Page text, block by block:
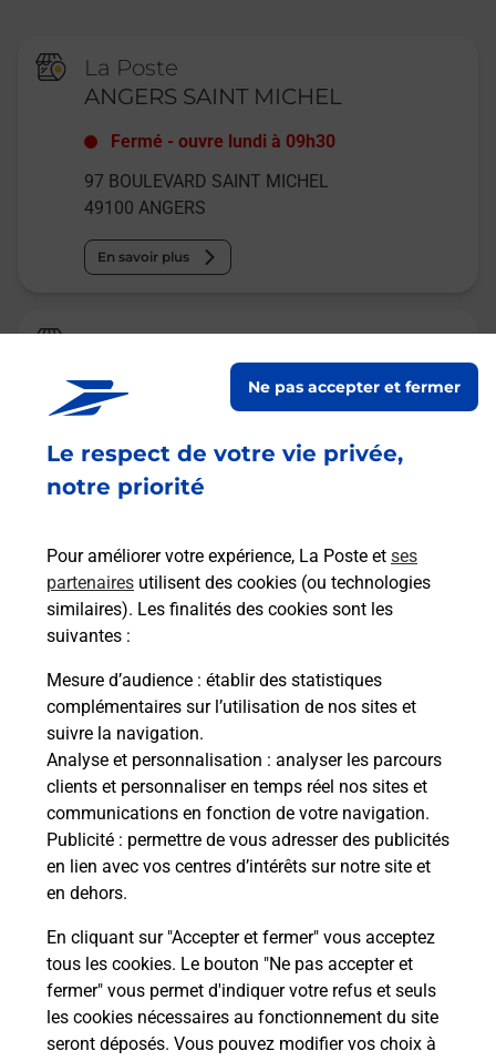
Le respect de votre vie privée,
notre priorité
Pour améliorer votre expérience, La Poste et ses
partenaires utilisent des cookies (ou technologies
similaires). Les finalités des cookies sont les
suivantes :
Mesure d’audience : établir des statistiques
complémentaires sur l’utilisation de nos sites et
suivre la navigation.
Analyse et personnalisation : analyser les parcours
clients et personnaliser en temps réel nos sites et
communications en fonction de votre navigation.
Publicité : permettre de vous adresser des publicités
en lien avec vos centres d’intérêts sur notre site et
en dehors.
En cliquant sur "Accepter et fermer" vous acceptez
tous les cookies. Le bouton "Ne pas accepter et
fermer" vous permet d'indiquer votre refus et seuls
les cookies nécessaires au fonctionnement du site
seront déposés. Vous pouvez modifier vos choix à
Ne pas accepter et fermer
La Poste
ANGERS SAINT MICHEL
Fermé -ouvre lundi à 09h30
97 BOULEVARD SAINT MICHEL
49100 ANGERS
En savoir plus
Relais Pickup
RUNNING CONSEIL
75 RUE DU MAIL
49100 ANGERS
Malin !
La Poste
en ligne
Ouvert 24h/24
En savoir plus
ANGERS
CONSIGNE INTERMARCHE EXPRESS ANGERS